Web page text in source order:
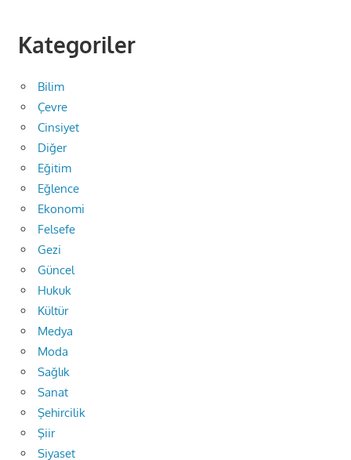
Kategoriler
Bilim
Çevre
Cinsiyet
Diğer
Eğitim
Eğlence
Ekonomi
Felsefe
Gezi
Güncel
Hukuk
Kültür
Medya
Moda
Sağlık
Sanat
Şehircilik
Şiir
Siyaset